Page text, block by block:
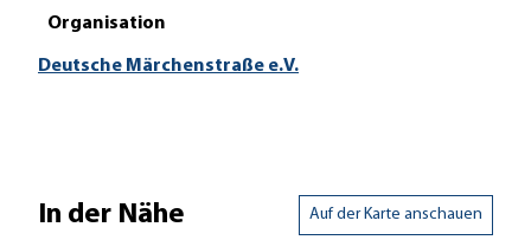
Organisation
Deutsche Märchenstraße e.V.
In der Nähe Auf der Karte anschauen